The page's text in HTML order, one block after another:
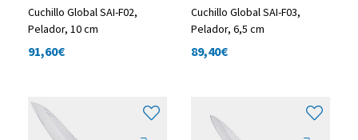
Cuchillo Global SAI-F02,
Pelador, 10 cm
91,60€
Cuchillo Global SAI-F03,
Pelador, 6,5 cm
89,40€